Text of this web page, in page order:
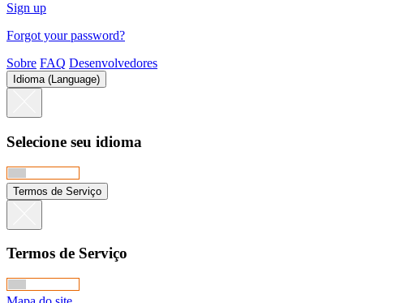
Sign up
Forgot your password?
Sobre FAQ Desenvolvedores
Idioma (Language)
Selecione seu idioma
Termos de Serviço
Termos de Serviço